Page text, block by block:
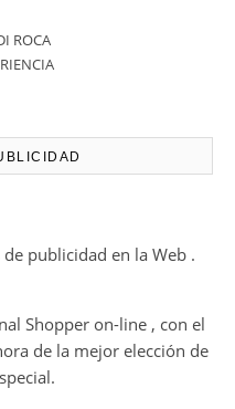
ROCA
publicidad en la Web .
Shopper on-line , con el
de la mejor elección de